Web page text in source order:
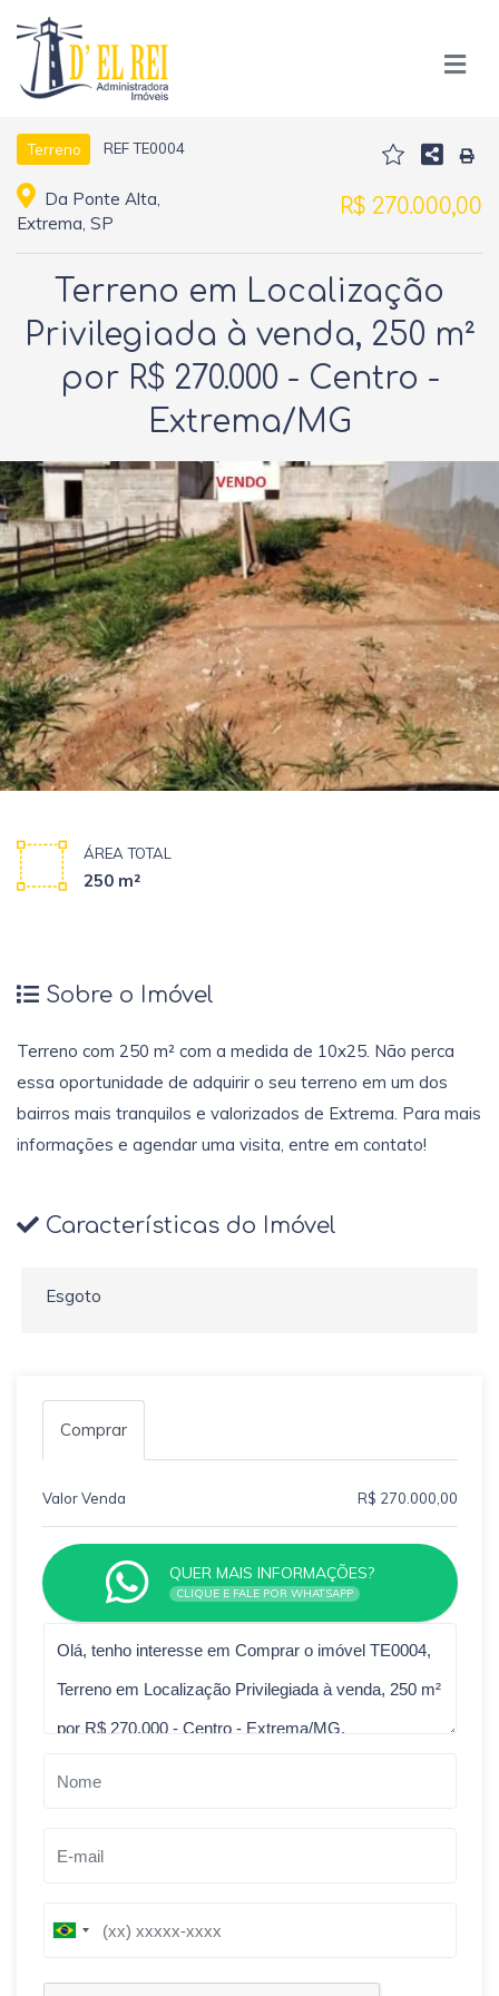
Terreno REF TE0004
Da Ponte Alta,
Extrema, SP
R$ 270.000,00
Terreno em Localização
Privilegiada à venda, 250 m²
por R$ 270.000 - Centro -
Extrema/MG
ÁREA TOTAL
250 m²
Sobre o Imóvel
Terreno com 250 m² com a medida de 10x25. Não perca
essa oportunidade de adquirir o seu terreno em um dos
bairros mais tranquilos e valorizados de Extrema. Para mais
informações e agendar uma visita, entre em contato!
Características do Imóvel
Esgoto
Comprar
Valor Venda R$ 270.000,00
QUER MAIS INFORMAÇÕES?
CLIQUE E FALE POR WHATSAPP
B